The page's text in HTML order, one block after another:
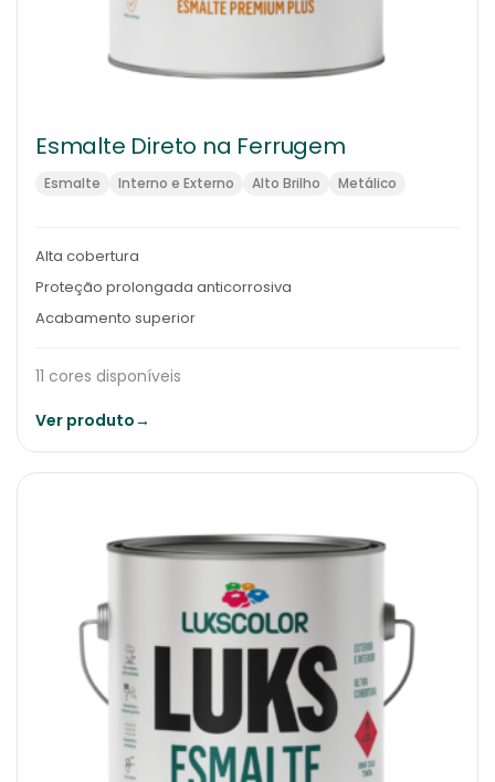
Esmalte Direto na Ferrugem
Esmalte Interno e Externo Alto Brilho Metálico
Alta cobertura
Proteção prolongada anticorrosiva
Acabamento superior
11 cores disponíveis
Ver produto→